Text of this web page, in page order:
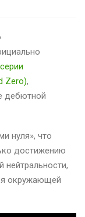
Zero),
дебютной
нуля», что
достижению
нейтральности,
окружающей